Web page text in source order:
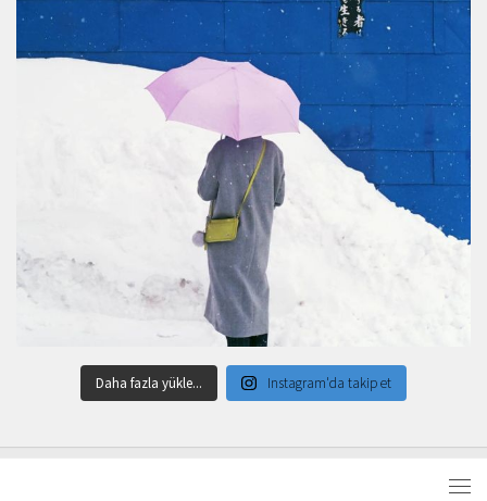
Daha fazla yükle... Instagram'da takip et